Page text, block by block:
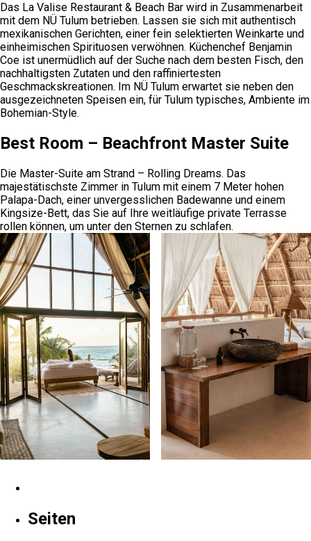
Das La Valise Restaurant & Beach Bar wird in Zusammenarbeit
mit dem NÜ Tulum betrieben. Lassen sie sich mit authentisch
mexikanischen Gerichten, einer fein selektierten Weinkarte und
einheimischen Spirituosen verwöhnen. Küchenchef Benjamin
Coe ist unermüdlich auf der Suche nach dem besten Fisch, den
nachhaltigsten Zutaten und den raffiniertesten
Geschmackskreationen. Im NÜ Tulum erwartet sie neben den
ausgezeichneten Speisen ein, für Tulum typisches, Ambiente im
Bohemian-Style.
Best Room – Beachfront Master Suite
Die Master-Suite am Strand – Rolling Dreams. Das
majestätischste Zimmer in Tulum mit einem 7 Meter hohen
Palapa-Dach, einer unvergesslichen Badewanne und einem
Kingsize-Bett, das Sie auf Ihre weitläufige private Terrasse
rollen können, um unter den Sternen zu schlafen.
Seiten